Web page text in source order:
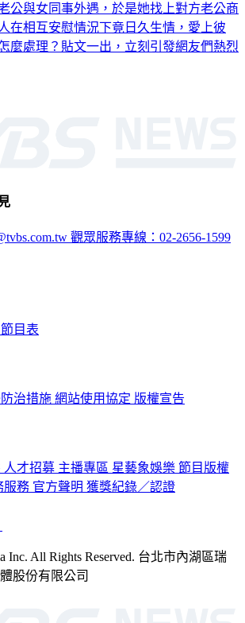
公與女同事外遇，於是她找上對方老公商
在相互安慰情況下竟日久生情，愛上彼
麼處理？貼文一出，立刻引發網友們熱烈
觀眾服務專線：02-2656-1599
目表
治措施 網站使用協定 版權宣告
人才招募 主播專區 星藝象娛樂 節目版權
服務 官方聲明 獲獎紀錄／認證
Inc. All Rights Reserved. 台北市內湖區瑞
股份有限公司